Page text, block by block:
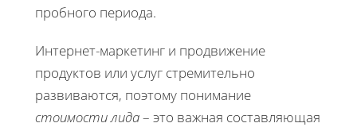
пробного периода.
Интернет-маркетинг и продвижение
продуктов или услуг стремительно
развиваются, поэтому понимание
стоимости лида– это важная составляющая